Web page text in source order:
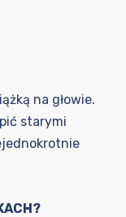
na głowie.
starymi